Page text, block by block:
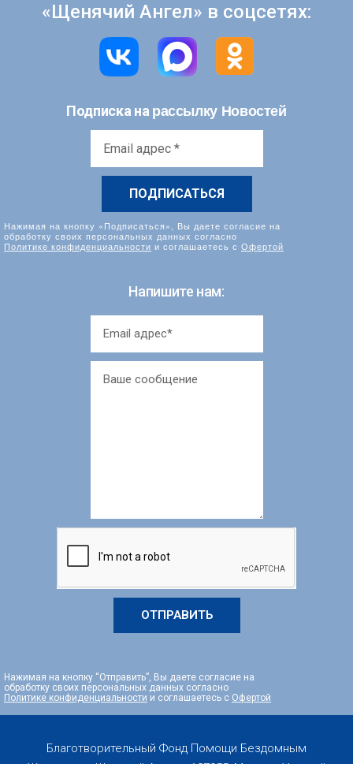
«Щенячий Ангел» в соцсетях:
Подписка на рассылку Новостей
Нажимая на кнопку «Подписаться», Вы даете согласие на
обработку своих персональных данных согласно
Политике конфиденциальности и соглашаетесь с Офертой
Напишите нам:
ОТПРАВИТЬ
Нажимая на кнопку “Отправить”, Вы даете согласие на
обработку своих персональных данных согласно
Политике конфиденциальности и соглашаетесь с Офертой
Благотворительный Фонд Помощи Бездомным